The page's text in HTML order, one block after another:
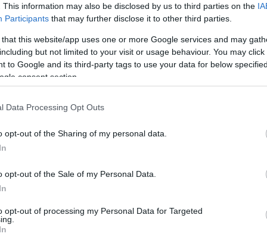
This information may also be disclosed by us to third parties on the
Participants that may further disclose it to other third parties.
that this website/app uses one or more Google services and may
but not limited to your visit or usage behaviour. You may
to Google and its third-party tags to use your data for below
consent section.
Data Processing Opt Outs
opt-out of the Sharing of my personal data.
opt-out of the Sale of my Personal Data.
opt-out of processing my Personal Data for Targeted
foglaltaknak megfelelően: felsőoktatásban
mérlegképes könyvelői szakképesítés vagy az
szakképesítés,
a gazdasági vezetői belső ellenőri, érvényesítői,
Áht. szerinti ellenjegyzői – vagy a számvitelről
§ (1) és (2) bekezdése szerinti feladatok
szakmai gyakorlat,
történő szereplés igazolása és a
az egyes vagyonnyilatkozat-tételi